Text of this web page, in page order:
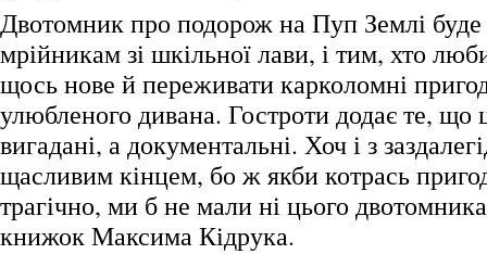
Двотомник про подорож на Пуп Землі буде
мрійникам зі шкільної лави, і тим, хто
щось нове й переживати карколомні
улюбленого дивана. Гостроти додає те, що
вигадані, а документальні. Хоч і з
щасливим кінцем, бо ж якби котрась
трагічно, ми б не мали ні цього
книжок Максима Кідрука.